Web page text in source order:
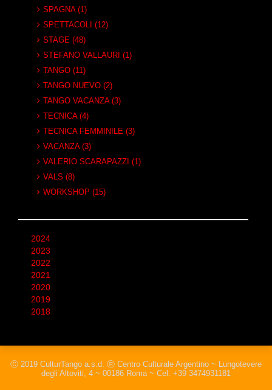
SPAGNA (1)
SPETTACOLI (12)
STAGE (48)
STEFANO VALLAURI (1)
TANGO (11)
TANGO NUEVO (2)
TANGO VACANZA (3)
TECNICA (4)
TECNICA FEMMINILE (3)
VACANZA (3)
VALERIO SCARAPAZZI (1)
VALS (8)
WORKSHOP (15)
2024
2023
2022
2021
2020
2019
2018
Ⓒ 2019 CulturTango a.s.d. Ⓡ Centro Culturale Argentino ~ Lungotevere
degli Altoviti, 4 ~ 00186 Roma ~ Cel. +39 3474931181